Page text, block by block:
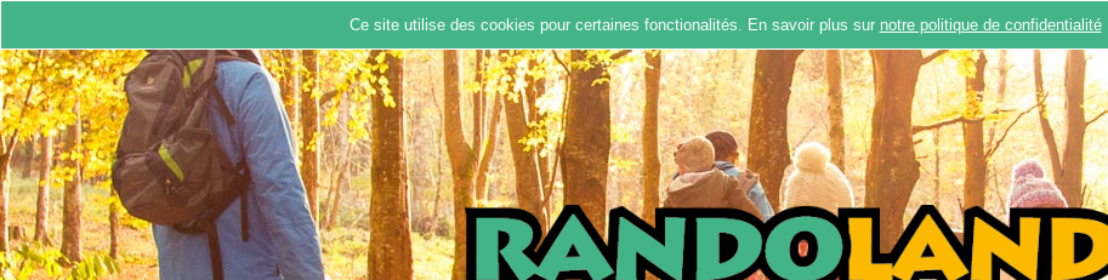
Ce site utilise des cookies pour certaines fonctionalités. En savoir plus sur notre politique de confidentialité